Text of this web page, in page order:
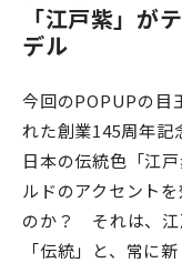
「江戸紫」が
デル
今回のPOPUPの目
れた創業145周年記
日本の伝統色「江
ルドのアクセント
のか？ それは、江
「伝統」と、常に